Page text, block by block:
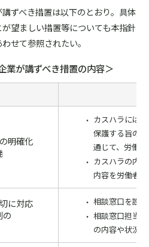
ずべき措置は以下のとおり。具体
望ましい措置等についても本指針
せて参照されたい。
業が講ずべき措置の内容＞
明確化
カスハラには
保護する旨の
通じて、労働
カスハラの内
内容を労働者
に対応
の
相談窓口を設
相談窓口担当
の内容や状況